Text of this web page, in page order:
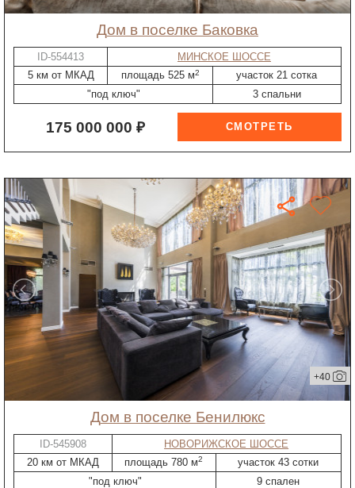
дом в поселке Баковка
ID-554413
МИНСКОЕ ШОССЕ
5 км от МКАД
площадь 525 м2
участок 21 сотка
"под ключ"
3 спальни
175 000 000 ₽
+40
дом в поселке Бенилюкс
ID-545908
НОВОРИЖСКОЕ ШОССЕ
20 км от МКАД
площадь 780 м2
участок 43 сотки
"под ключ"
9 спален